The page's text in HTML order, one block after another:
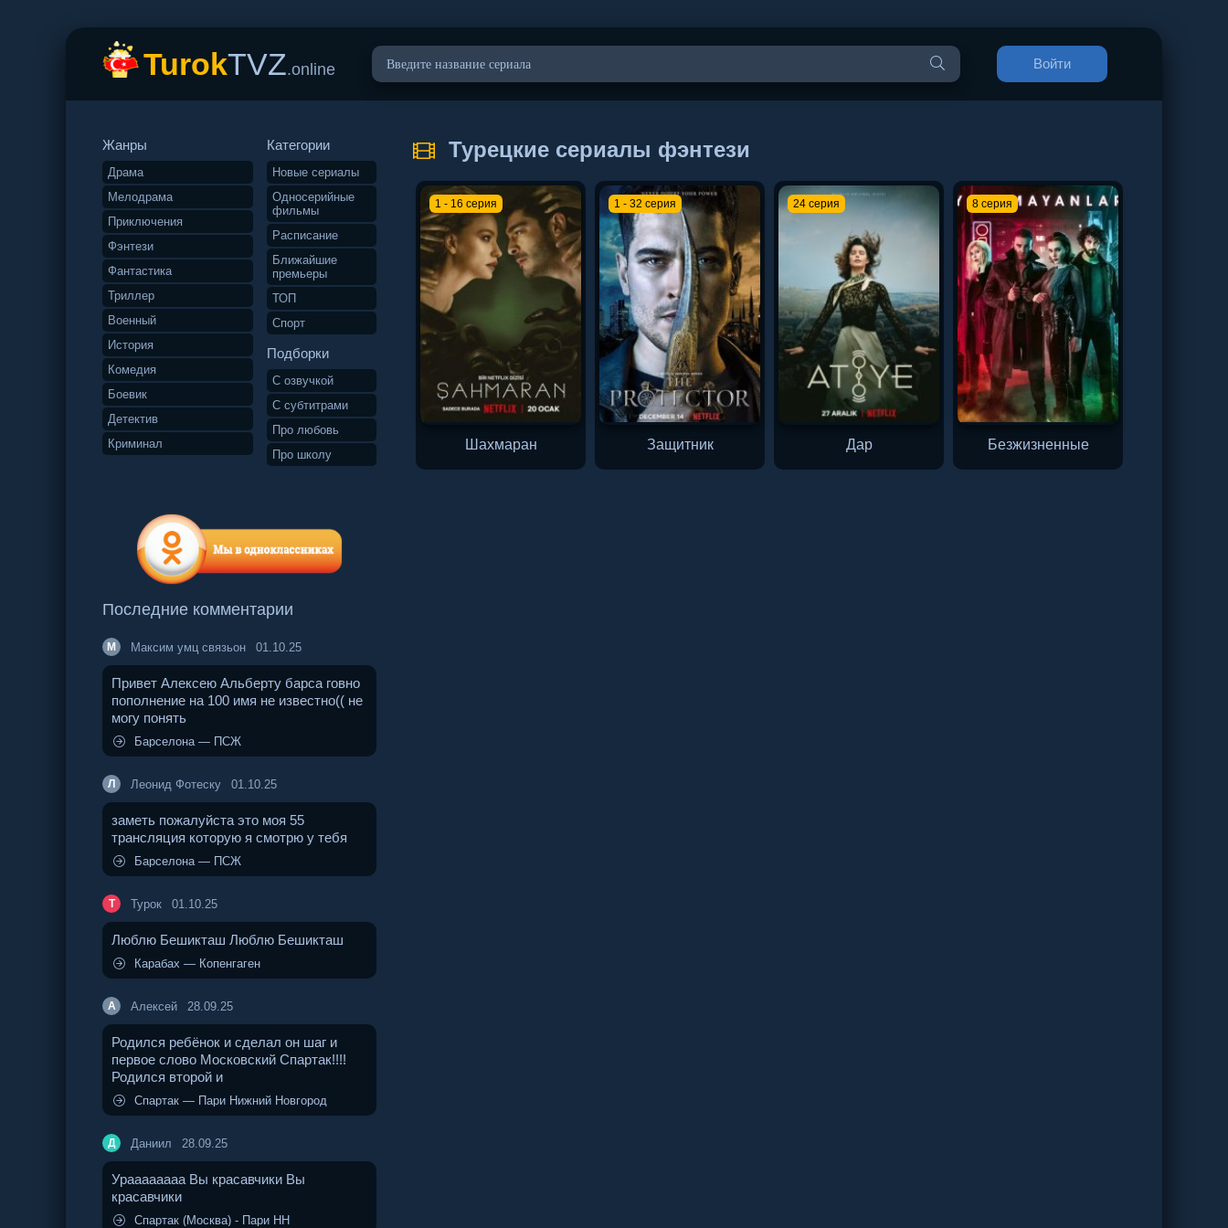
TurokTVZ.online Войти
Жанры
Драма
Мелодрама
Приключения
Фэнтези
Фантастика
Триллер
Военный
История
Комедия
Боевик
Детектив
Криминал
Категории
Новые сериалы
Односерийные
фильмы
Расписание
Ближайшие
премьеры
ТОП
Спорт
Подборки
С озвучкой
С субтитрами
Про любовь
Про школу
Последние комментарии
М Максим умц связьон 01.10.25
Привет Алексею Альберту барса говно
пополнение на 100 имя не известно(( не
могу понять
Барселона — ПСЖ
Л Леонид Фотеску 01.10.25
заметь пожалуйста это моя 55
трансляция которую я смотрю у тебя
Барселона — ПСЖ
Т Турок 01.10.25
Люблю Бешикташ Люблю Бешикташ
Карабах — Копенгаген
А Алексей 28.09.25
Родился ребëнок и сделал он шаг и
первое слово Московский Спартак!!!!
Родился второй и
Спартак — Пари Нижний Новгород
Д Даниил 28.09.25
Ураааааааа Вы красавчики Вы
красавчики
Спартак (Москва) - Пари НН
Турецкие сериалы фэнтези
1 - 16 серия
Шахмаран
1 - 32 серия
Защитник
24 серия
Дар
8 серия
Безжизненные